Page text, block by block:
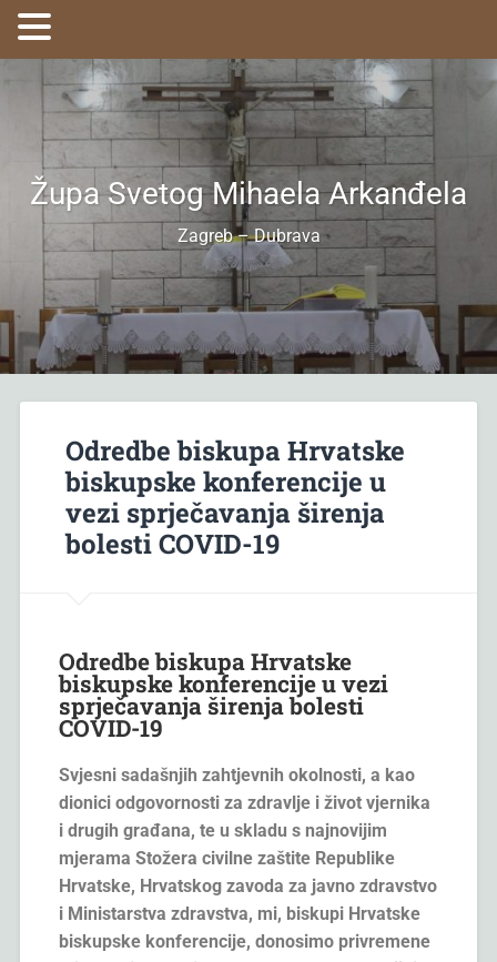
Župa Svetog Mihaela Arkanđela
Zagreb – Dubrava
Odredbe biskupa Hrvatske
biskupske konferencije u
vezi sprječavanja širenja
bolesti COVID-19
Odredbe biskupa Hrvatske
biskupske konferencije u vezi
sprječavanja širenja bolesti
COVID-19
Svjesni sadašnjih zahtjevnih okolnosti, a kao
dionici odgovornosti za zdravlje i život vjernika
i drugih građana, te u skladu s najnovijim
mjerama Stožera civilne zaštite Republike
Hrvatske, Hrvatskog zavoda za javno zdravstvo
i Ministarstva zdravstva, mi, biskupi Hrvatske
biskupske konferencije, donosimo privremene